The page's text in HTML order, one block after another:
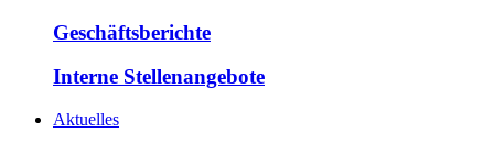
Geschäftsberichte
Interne Stellenangebote
Aktuelles